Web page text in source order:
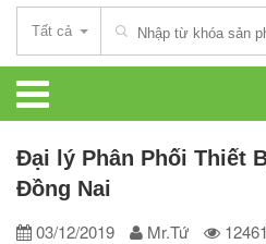
Tất cả
Đại lý Phân Phối Thiết
Đồng Nai
03/12/2019 Mr.Tứ 12461